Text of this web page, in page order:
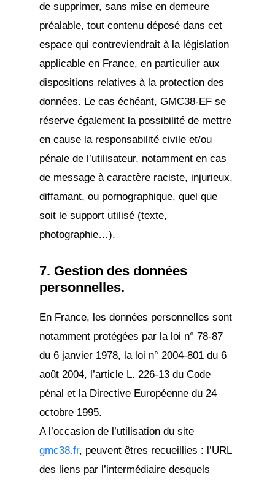
de supprimer, sans mise en demeure
préalable, tout contenu déposé dans cet
espace qui contreviendrait à la législation
applicable en France, en particulier aux
dispositions relatives à la protection des
données. Le cas échéant, GMC38-EF se
réserve également la possibilité de mettre
en cause la responsabilité civile et/ou
pénale de l’utilisateur, notamment en cas
de message à caractère raciste, injurieux,
diffamant, ou pornographique, quel que
soit le support utilisé (texte,
photographie…).
7. Gestion des données
personnelles.
En France, les données personnelles sont
notamment protégées par la loi n° 78-87
du 6 janvier 1978, la loi n° 2004-801 du 6
août 2004, l’article L. 226-13 du Code
pénal et la Directive Européenne du 24
octobre 1995.
A l’occasion de l’utilisation du site
gmc38.fr, peuvent êtres recueillies : l’URL
des liens par l’intermédiaire desquels